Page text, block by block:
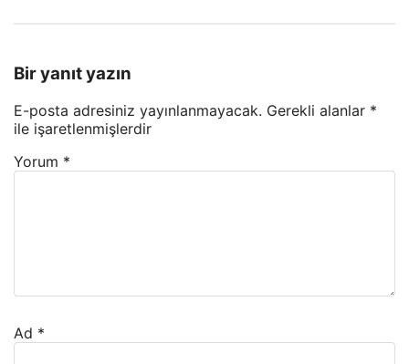
Bir yanıt yazın
E-posta adresiniz yayınlanmayacak. Gerekli alanlar *
ile işaretlenmişlerdir
Yorum *
Ad *